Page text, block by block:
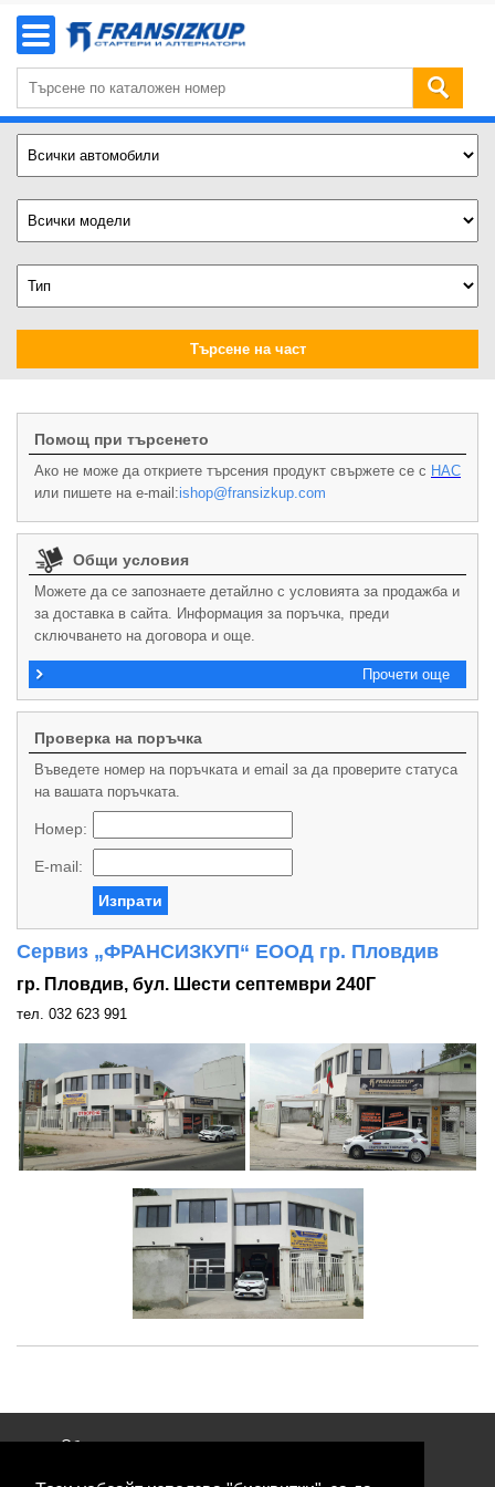
Търсене на част
Помощ при търсенето
Ако не може да откриете търсения продукт свържете се с НАС
или пишете на e-mail:ishop@fransizkup.com
Общи условия
Можете да се запознаете детайлно с условията за продажба и
за доставка в сайта. Информация за поръчка, преди
сключването на договора и още.
Прочети още
Проверка на поръчка
Въведете номер на поръчката и email за да проверите статуса
на вашата поръчката.
Номер:
E-mail:
Изпрати
Сервиз „ФРАНСИЗКУП“ ЕООД гр. Пловдив
гр. Пловдив, бул. Шести септември 240Г
тел. 032 623 991
Общи условия